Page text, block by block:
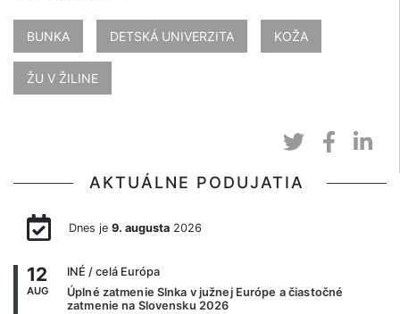
BUNKA DETSKÁ UNIVERZITA KOŽA
ŽU V ŽILINE
AKTUÁLNE PODUJATIA
Dnes je 9. augusta2026
12
AUG
INÉ / celá Európa
Úplné zatmenie Slnka v južnej Európe a čiastočné
zatmenie na Slovensku 2026